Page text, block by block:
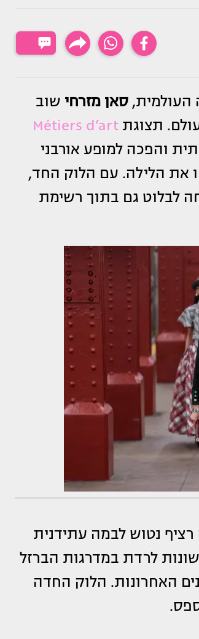
העולמית,סאן מזרחי שוב
תצוגתMétiers d’art
והפכה למופע אורבני
את הלילה. עם הלוק החד,
לבלוט גם בתוך רשימת
נטוש לבמה עתידנית
לרדת במדרגות הברזל
האחרונות. הלוק החדה